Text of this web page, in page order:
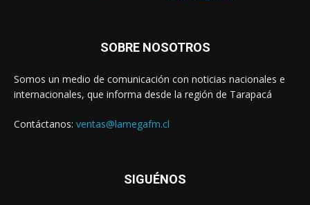
SOBRE NOSOTROS
Somos un medio de comunicación con noticias nacionales e
internacionales, que informa desde la región de Tarapacá
Contáctanos: ventas@lamegafm.cl
SIGUÉNOS